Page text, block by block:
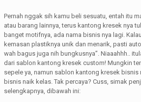
Pernah nggak sih kamu beli sesuatu, entah itu
atau barang lainnya, terus kantong kresek nya
banget motifnya, ada nama bisnis nya lagi. Kalau
kemasan plastiknya unik dan menarik, pasti
wah bagus juga nih bungkusnya”. Niaaahhh..
dari sablon kantong kresek custom! Mungkin
sepele ya, namun sablon kantong kresek bisnis
bisnis naik kelas. Tak percaya? Cuss, simak
selengkapnya, dibawah ini: